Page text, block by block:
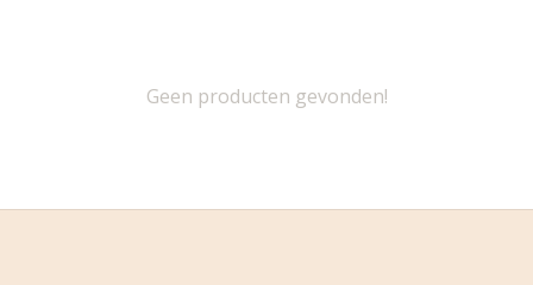
Geen producten gevonden!